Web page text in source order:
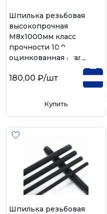
Шпилька резьбовая
высокопрочная
М8х1000мм класс
прочности 10.9,
оцинкованная сталь
180,00 ₽/шт
Купить
Шпилька резьбовая